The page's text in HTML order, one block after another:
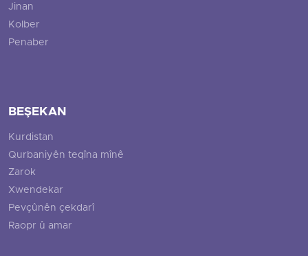
Jinan
Kolber
Penaber
BEŞEKAN
Kurdistan
Qurbaniyên teqîna mînê
Zarok
Xwendekar
Pevçûnên çekdarî
Raopr û amar